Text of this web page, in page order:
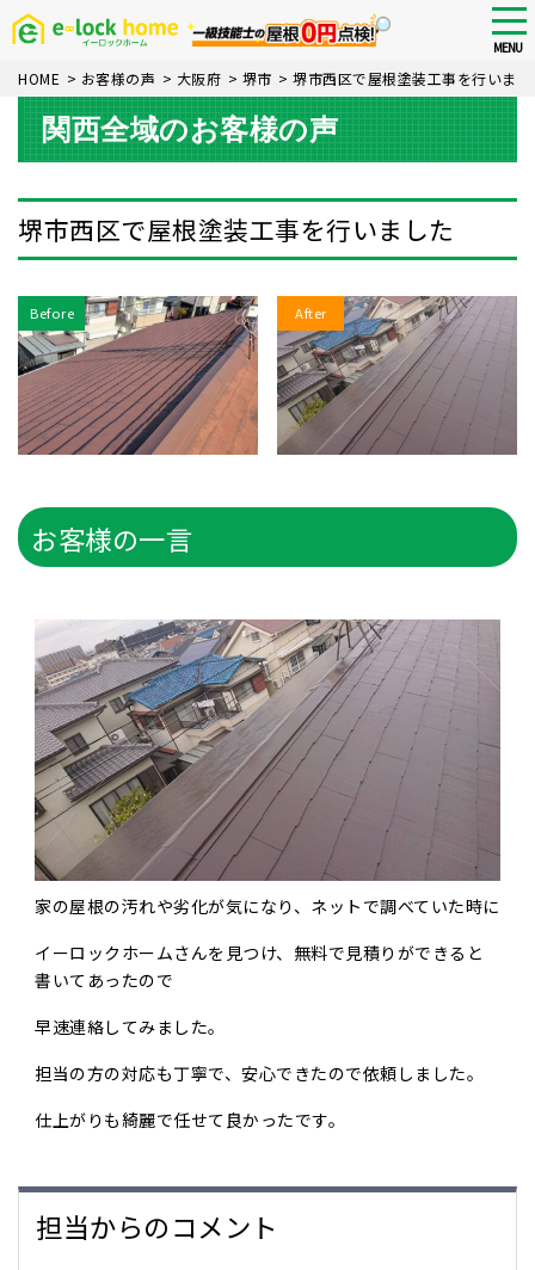
Skip
content
MENU
HOME > お客様の声 > 大阪府 > 堺市 > 堺市西区で屋根塗装工事を行いまし
関西全域のお客様の声
堺市西区で屋根塗装工事を行いました
Before After
お客様の一言
家の屋根の汚れや劣化が気になり、ネットで調べていた時に
イーロックホームさんを見つけ、無料で見積りができると
書いてあったので
早速連絡してみました。
担当の方の対応も丁寧で、安心できたので依頼しました。
仕上がりも綺麗で任せて良かったです。
担当からのコメント